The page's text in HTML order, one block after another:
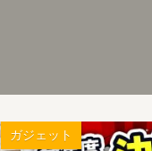
ガジェット